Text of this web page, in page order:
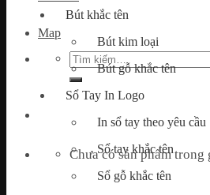
Map
Tìm
kiếm:
Chưa có sản phẩm trong
Bút khắc tên
Bút kim loại
Bút gỗ khắc tên
Sổ Tay In Logo
In sổ tay theo yêu cầu
Sổ tay khắc tên
Sổ gỗ khắc tên